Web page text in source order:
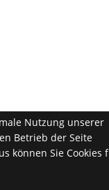
Nutzung unserer
Betrieb der Seite
können Sie Cookies